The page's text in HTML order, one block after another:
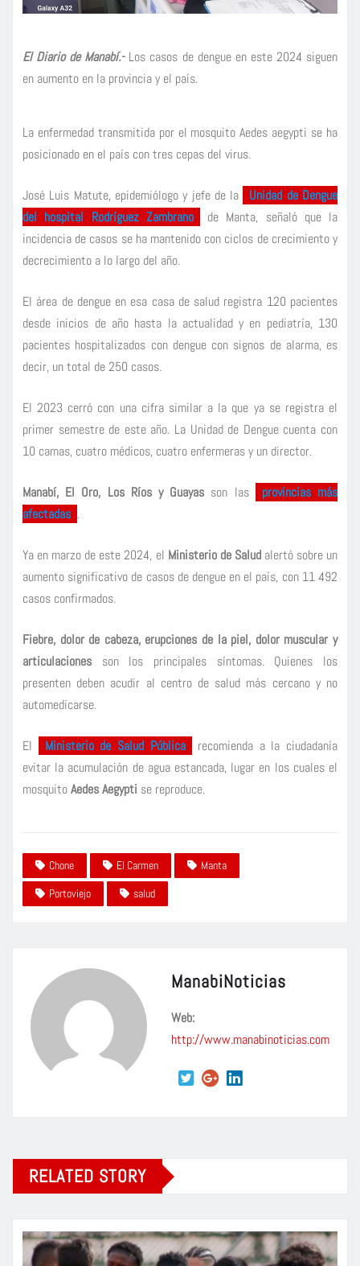
El Diario de Manabí.- Los casos de dengue en este 2024 siguen
en aumento en la provincia y el país.
La enfermedad transmitida por el mosquito Aedes aegypti se ha
posicionado en el país con tres cepas del virus.
José Luis Matute, epidemiólogo y jefe de la
Unidad de Dengue
del hospital Rodríguez Zambrano
de Manta, señaló que la
incidencia de casos se ha mantenido con ciclos de crecimiento y
decrecimiento a lo largo del año.
El área de dengue en esa casa de salud registra 120 pacientes
desde inicios de año hasta la actualidad y en pediatría, 130
pacientes hospitalizados con dengue con signos de alarma, es
decir, un total de 250 casos.
El 2023 cerró con una cifra similar a la que ya se registra el
primer semestre de este año. La Unidad de Dengue cuenta con
10 camas, cuatro médicos, cuatro enfermeras y un director.
Manabí, El Oro, Los Ríos y Guayas son las
provincias más
afectadas .
Ya en marzo de este 2024, el Ministerio de Salud alertó sobre un
aumento significativo de casos de dengue en el país, con 11 492
casos confirmados.
Fiebre, dolor de cabeza, erupciones de la piel, dolor muscular y
articulaciones son los principales síntomas. Quienes los
presenten deben acudir al centro de salud más cercano y no
automedicarse.
El Ministerio de Salud Pública
recomienda a la ciudadanía
evitar la acumulación de agua estancada, lugar en los cuales el
mosquitoAedes Aegypti se reproduce.
Chone El Carmen
Manta
Portoviejo
salud
ManabiNoticias
Web:
http://www.manabinoticias.com
RELATED STORY